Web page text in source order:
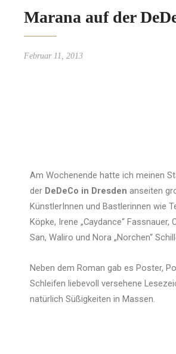
Marana auf der
Februar 11, 2013
Am Wochenende hatte ich meinen
der DeDeCo in Dresden anseiten
KünstlerInnen und Bastlerinnen wie
Köpke, Irene „Caydance“ Fassnauer,
San, Waliro und Nora „Norchen“
Neben dem Roman gab es Poster,
Schleifen liebevoll versehene
natürlich Süßigkeiten in Massen.